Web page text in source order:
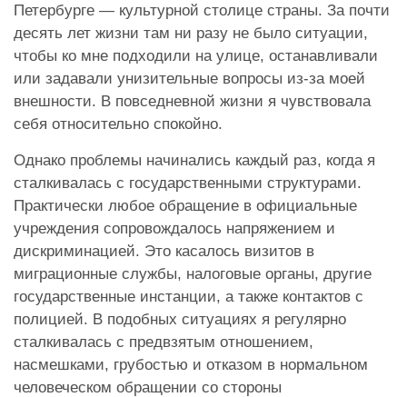
Петербурге — культурной столице страны. За почти
десять лет жизни там ни разу не было ситуации,
чтобы ко мне подходили на улице, останавливали
или задавали унизительные вопросы из-за моей
внешности. В повседневной жизни я чувствовала
себя относительно спокойно.
Однако проблемы начинались каждый раз, когда я
сталкивалась с государственными структурами.
Практически любое обращение в официальные
учреждения сопровождалось напряжением и
дискриминацией. Это касалось визитов в
миграционные службы, налоговые органы, другие
государственные инстанции, а также контактов с
полицией. В подобных ситуациях я регулярно
сталкивалась с предвзятым отношением,
насмешками, грубостью и отказом в нормальном
человеческом обращении со стороны